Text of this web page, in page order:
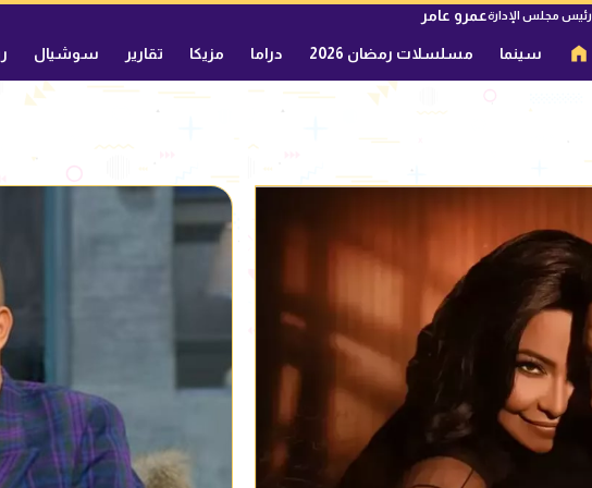
رئيس مجلس الإدارةعمرو عامر
سينما مسلسلات رمضان 2026 دراما مزيكا تقارير سوشيال